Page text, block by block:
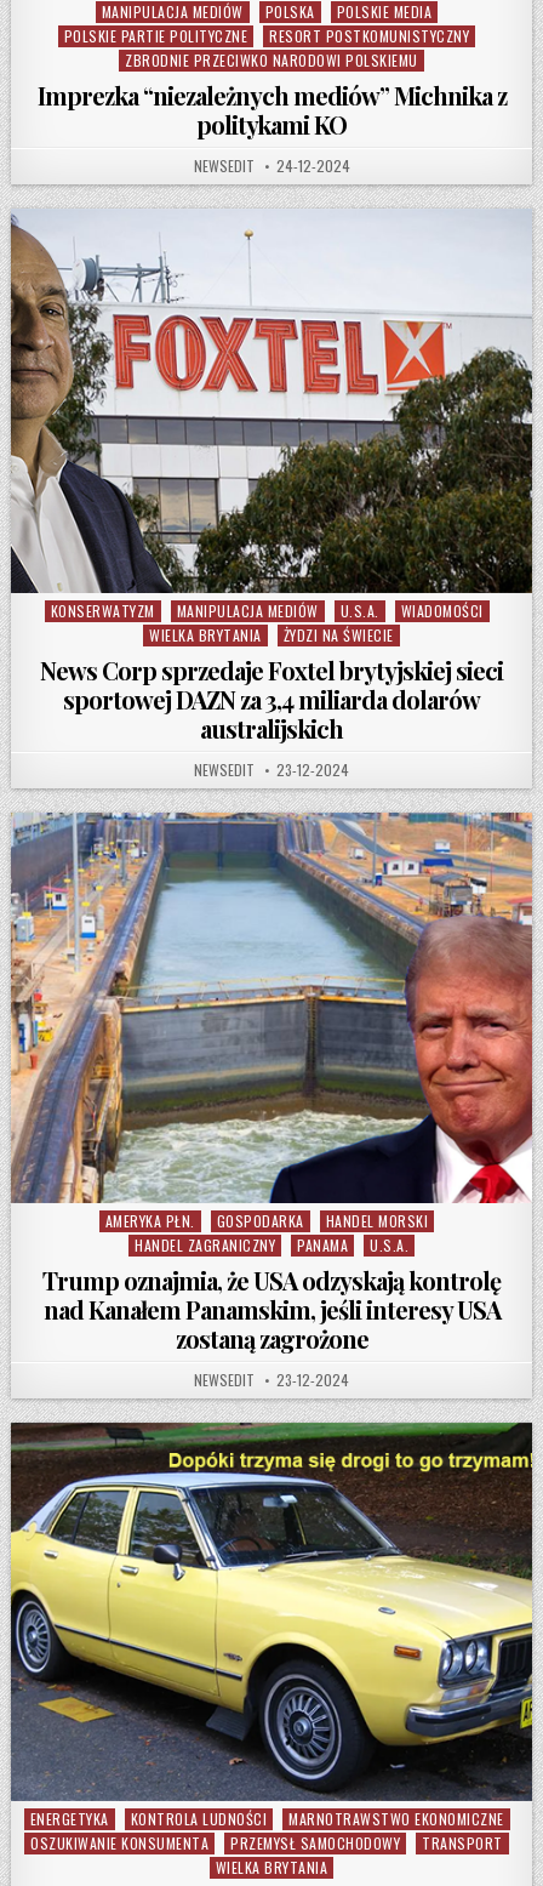
MANIPULACJA MEDIÓW POLSKA
POLSKIE MEDIA
POLSKIE PARTIE POLITYCZNE
RESORT POSTKOMUNISTYCZNY
ZBRODNIE PRZECIWKO NARODOWI POLSKIEMU
Imprezka “niezależnych mediów” Michnika z
politykami KO
AUTHOR:
NEWSEDIT PUBLISHED DATE:
24-12-2024
Posted in
KONSERWATYZM MANIPULACJA MEDIÓW U.S.A.
WIADOMOŚCI
WIELKA BRYTANIA
ŻYDZI NA ŚWIECIE
News Corp sprzedaje Foxtel brytyjskiej sieci
sportowej DAZN za 3,4 miliarda dolarów
australijskich
AUTHOR:
NEWSEDIT PUBLISHED DATE:
23-12-2024
Posted in
AMERYKA PŁN. GOSPODARKA
HANDEL MORSKI
HANDEL ZAGRANICZNY
PANAMA U.S.A.
Trump oznajmia, że USA odzyskają kontrolę
nad Kanałem Panamskim, jeśli interesy USA
zostaną zagrożone
AUTHOR:
NEWSEDIT PUBLISHED DATE:
23-12-2024
Posted in
ENERGETYKA KONTROLA LUDNOŚCI
MARNOTRAWSTWO EKONOMICZNE
OSZUKIWANIE KONSUMENTA
PRZEMYSŁ SAMOCHODOWY
TRANSPORT
WIELKA BRYTANIA